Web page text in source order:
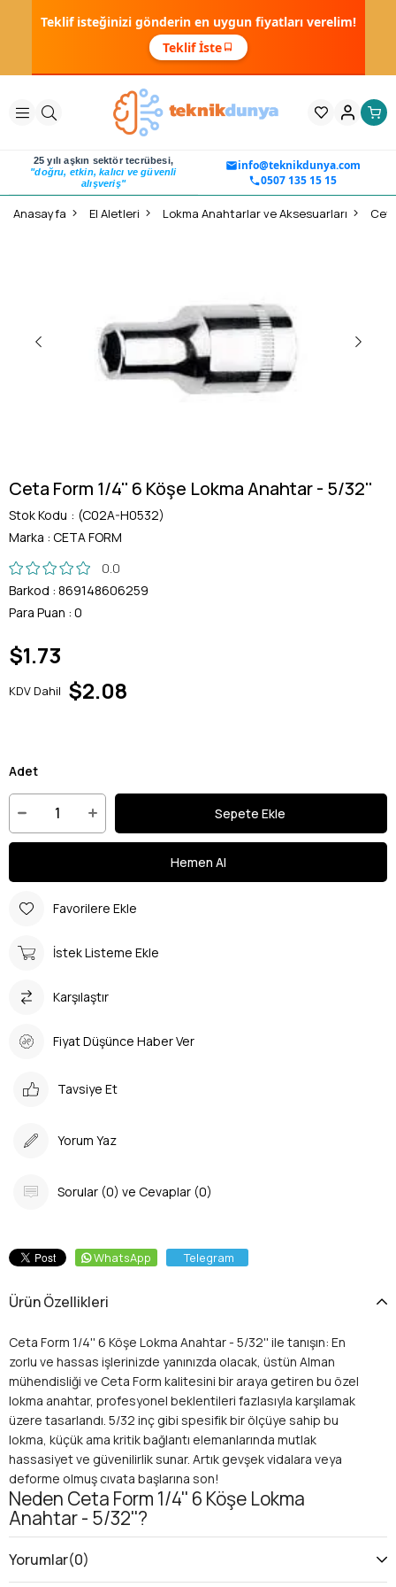
Teklif isteğinizi gönderin en uygun fiyatları verelim!
Teklif İste
25 yılı aşkın sektör tecrübesi,
"doğru, etkin, kalıcı ve güvenli
alışveriş"
info@teknikdunya.com
0507 135 15 15
Anasayfa El Aletleri Lokma Anahtarlar ve Aksesuarları
Ceta Form 1/4'' 6 Köşe Lokma Anahtar - 5/32''
Stok Kodu
(C02A-H0532)
Marka : CETA FORM
0.0
Barkod : 869148606259
Para Puan : 0
$1.73
KDV Dahil $2.08
Adet
Favorilere Ekle
İstek Listeme Ekle
Karşılaştır
Fiyat Düşünce Haber Ver
Tavsiye Et
Yorum Yaz
Sorular (0) ve Cevaplar (0)
WhatsApp Telegram
Ürün Özellikleri
Ceta Form 1/4'' 6 Köşe Lokma Anahtar - 5/32'' ile tanışın: En
zorlu ve hassas işlerinizde yanınızda olacak, üstün Alman
mühendisliği ve Ceta Form kalitesini bir araya getiren bu özel
lokma anahtar, profesyonel beklentileri fazlasıyla karşılamak
üzere tasarlandı. 5/32 inç gibi spesifik bir ölçüye sahip bu
lokma, küçük ama kritik bağlantı elemanlarında mutlak
hassasiyet ve güvenilirlik sunar. Artık gevşek vidalara veya
deforme olmuş cıvata başlarına son!
Neden Ceta Form 1/4'' 6 Köşe Lokma
Anahtar - 5/32''?
Ceta Form'un bu özel lokma anahtarı, sadece bir el aleti
olmanın ötesinde, her türlü detaylı montaj ve demontaj işlemi
Yorumlar(0)